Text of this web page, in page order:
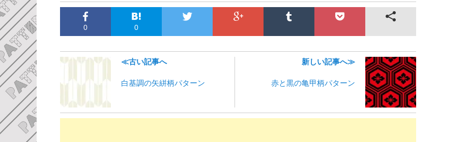
0 0
≪古い記事へ
白基調の矢絣柄パターン
新しい記事へ≫
赤と黒の亀甲柄パターン